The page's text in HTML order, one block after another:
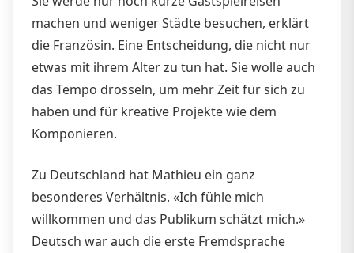
machen und weniger Städte besuchen, erklärt
die Französin. Eine Entscheidung, die nicht nur
etwas mit ihrem Alter zu tun hat. Sie wolle auch
das Tempo drosseln, um mehr Zeit für sich zu
haben und für kreative Projekte wie dem
Komponieren.
Zu Deutschland hat Mathieu ein ganz
besonderes Verhältnis. «Ich fühle mich
willkommen und das Publikum schätzt mich.»
Deutsch war auch die erste Fremdsprache